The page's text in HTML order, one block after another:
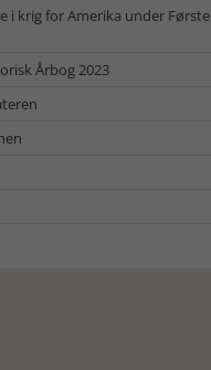
i krig for Amerika under Første
Årbog 2023